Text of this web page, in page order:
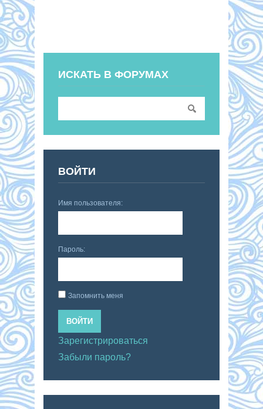
ИСКАТЬ В ФОРУМАХ
ВОЙТИ
Имя пользователя:
Пароль:
Запомнить меня
ВОЙТИ
Зарегистрироваться
Забыли пароль?